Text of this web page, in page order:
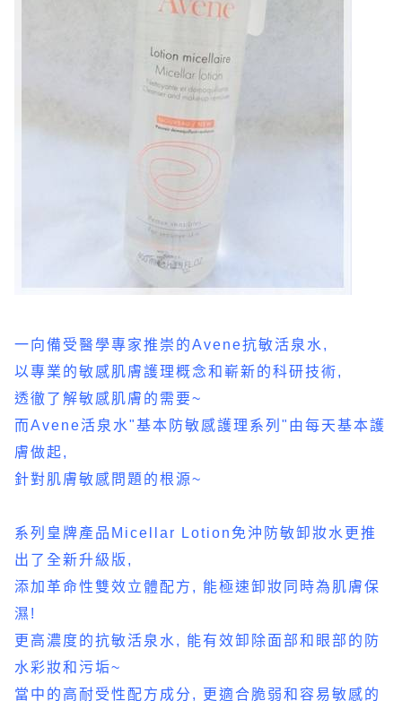
一向備受醫學專家推崇的Avene抗敏活泉水,
以專業的敏感肌膚護理概念和嶄新的科研技術,
透徹了解敏感肌膚的需要~
而Avene活泉水"基本防敏感護理系列"由每天基本護
膚做起,
針對肌膚敏感問題的根源~
系列皇牌產品Micellar Lotion免沖防敏卸妝水更推
出了全新升級版,
添加革命性雙效立體配方, 能極速卸妝同時為肌膚保
濕!
更高濃度的抗敏活泉水, 能有效卸除面部和眼部的防
水彩妝和污垢~
當中的高耐受性配方成分, 更適合脆弱和容易敏感的